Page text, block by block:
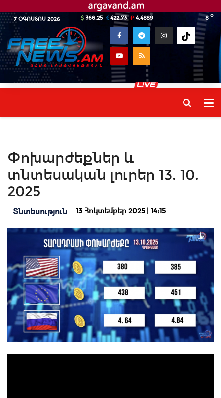
7 ՕԳՈՍՏՈՍ 2026 8 o
366.25 422.73 4.4889
Փոխարժեքներ և
տնտեսական լուրեր 13. 10.
2025
Տնտեսություն 13 Հոկտեմբեր 2025 | 14:15